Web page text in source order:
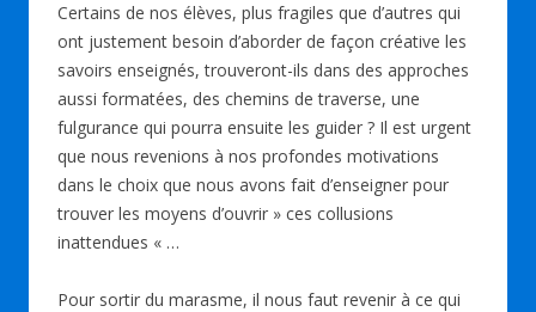
Certains de nos élèves, plus fragiles que d’autres qui
ont justement besoin d’aborder de façon créative les
savoirs enseignés, trouveront-ils dans des approches
aussi formatées, des chemins de traverse, une
fulgurance qui pourra ensuite les guider ? Il est urgent
que nous revenions à nos profondes motivations
dans le choix que nous avons fait d’enseigner pour
trouver les moyens d’ouvrir » ces collusions
inattendues « …
Pour sortir du marasme, il nous faut revenir à ce qui